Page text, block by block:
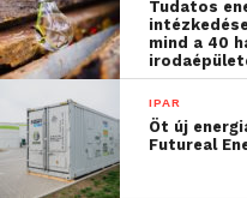
melyek esetén
figyelem:
árukat,
Tudatos
mind a 40
IPAR
Öt új
Futureal